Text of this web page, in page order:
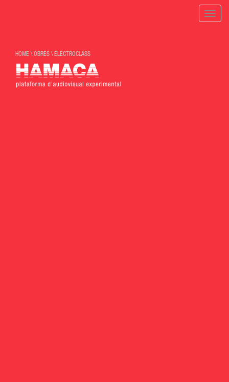
Toggle
HOME \OBRES \ ELECTROCLASS